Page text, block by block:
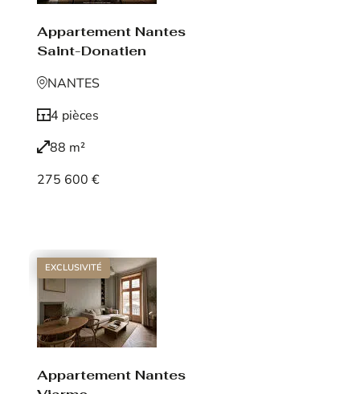
Appartement Nantes
Saint-Donatien
NANTES
4 pièces
88 m²
275 600 €
EXCLUSIVITÉ
Appartement Nantes